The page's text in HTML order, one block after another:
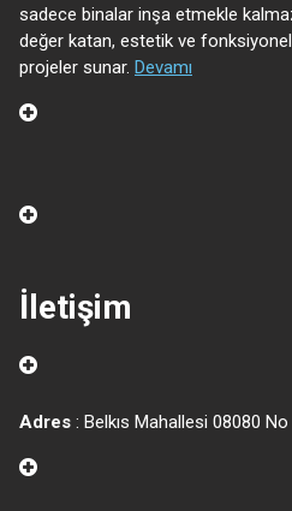
sadece binalar inşa etmekle
değer katan, estetik ve
projeler sunar. Devamı
İletişim
Adres : Belkıs Mahallesi 08080